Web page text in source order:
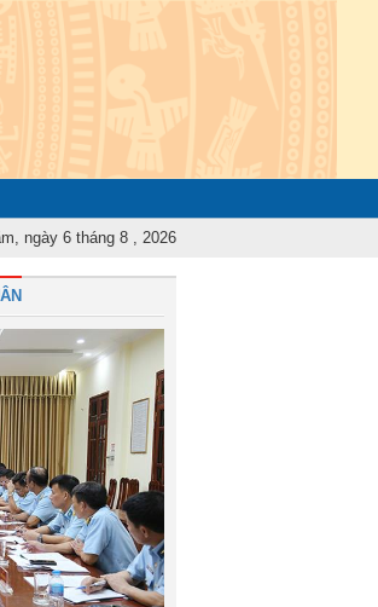
ủy Trung ương tập huấn nghiệp vụ công tác kiểm
ngày 6 tháng 8 , 2026